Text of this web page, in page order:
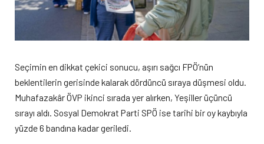
Seçimin en dikkat çekici sonucu, aşırı sağcı FPÖ’nün
beklentilerin gerisinde kalarak dördüncü sıraya düşmesi oldu.
Muhafazakâr ÖVP ikinci sırada yer alırken, Yeşiller üçüncü
sırayı aldı. Sosyal Demokrat Parti SPÖ ise tarihi bir oy kaybıyla
yüzde 6 bandına kadar geriledi.